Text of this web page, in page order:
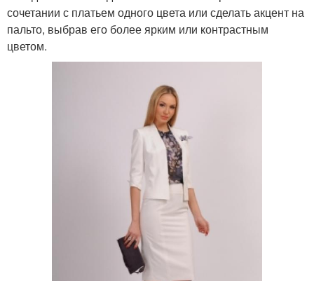
сочетании с платьем одного цвета или сделать акцент на
пальто, выбрав его более ярким или контрастным
цветом.